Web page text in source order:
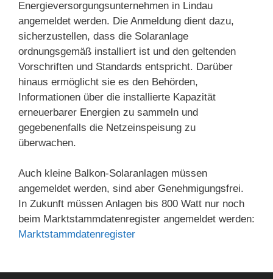
Energieversorgungsunternehmen in Lindau
angemeldet werden. Die Anmeldung dient dazu,
sicherzustellen, dass die Solaranlage
ordnungsgemäß installiert ist und den geltenden
Vorschriften und Standards entspricht. Darüber
hinaus ermöglicht sie es den Behörden,
Informationen über die installierte Kapazität
erneuerbarer Energien zu sammeln und
gegebenenfalls die Netzeinspeisung zu
überwachen.
Auch kleine Balkon-Solaranlagen müssen
angemeldet werden, sind aber Genehmigungsfrei.
In Zukunft müssen Anlagen bis 800 Watt nur noch
beim Marktstammdatenregister angemeldet werden:
Marktstammdatenregister